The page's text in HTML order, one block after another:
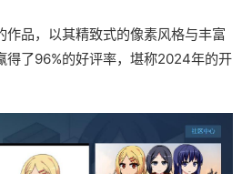
品，以其精致式的像素风格与丰富
了​​96%的好评率​​，堪称2024年的开